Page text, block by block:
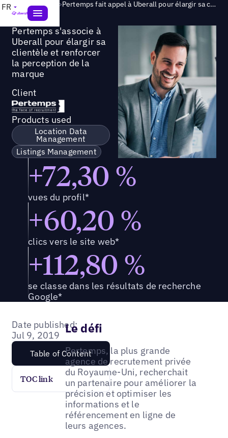
FR Success Story > Pertemps fait appel à Uberall pour élargir sa clientèle et développer une image de marque forte
Pertemps s'associe à
Uberall pour élargir sa
clientèle et renforcer
la perception de la
marque
Client
Products used
Location Data
Management
Listings Management
+72,30 %
vues du profil*
+60,20 %
clics vers le site web*
+112,80 %
se classe dans les résultats de recherche
Google*
Date published:
Jul 9, 2019
Table of Content
TOC link
Le défi
Pertemps, la plus grande
agence de recrutement privée
du Royaume-Uni, recherchait
un partenaire pour améliorer la
précision et optimiser les
informations et le
référencement en ligne de
leurs agences.